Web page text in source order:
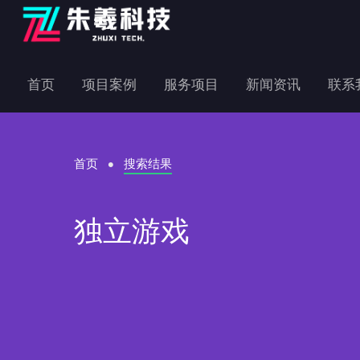
首页 项目案例 服务项目 新闻资讯 联系
首页 搜索结果
独立游戏